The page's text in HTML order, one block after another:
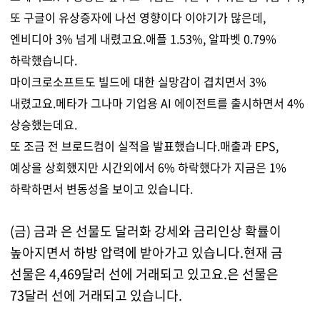
또 구글이 유상증자에 나선 영향이다 이야기가 많은데,
엔비디아 3% 넘게 내렸고요.애플 1.53%, 알파벳 0.79%
하락했습니다.
마이크로소프트도 빌드에 대한 실망감이 겹치면서 3%
내렸고요.메타가 그나마 기업용 AI 에이전트를 출시하면서 4%
상승했는데요.
또 조금 전 브로드컴이 실적을 발표했습니다.매출과 EPS,
예상을 상회했지만 시간외에서 6% 하락했다가 지금은 1%
하락하면서 변동성을 보이고 있습니다.
(금) 금과 은 선물도 달러화 강세와 금리인상 확률이
높아지면서 하방 압력에 받아가고 있습니다.현재 금
선물은 4,469달러 선에 거래되고 있고요.은 선물은
73달러 선에 거래되고 있습니다.